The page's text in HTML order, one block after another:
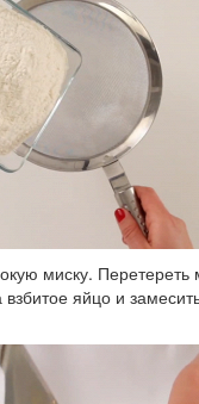
миску.
яйцо и